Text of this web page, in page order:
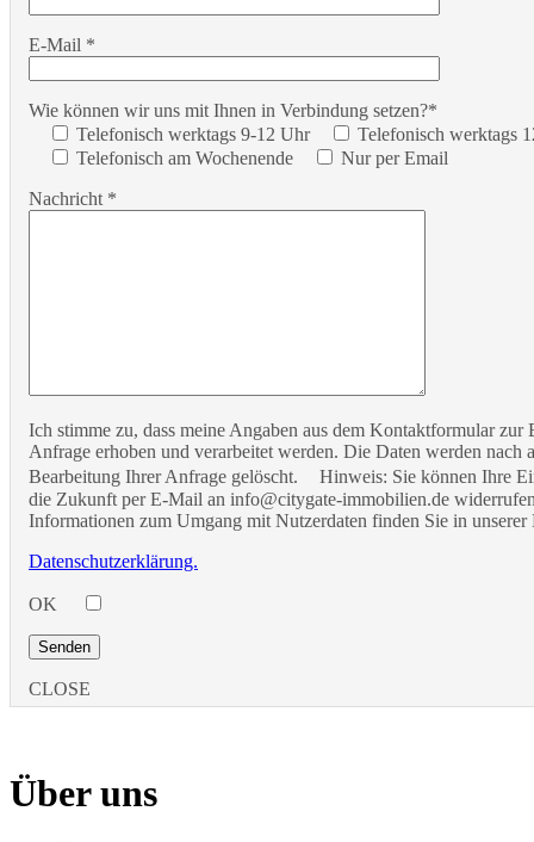
E-Mail *
Wie können wir uns mit Ihnen in Verbindung setzen?*
Telefonisch werktags 9-12 Uhr
Telefonisch werktags
Telefonisch am Wochenende
Nur per Email
Nachricht *
Ich stimme zu, dass meine Angaben aus dem Kontaktformular zur
Anfrage erhoben und verarbeitet werden. Die Daten werden nach
Bearbeitung Ihrer Anfrage gelöscht. Hinweis: Sie können Ihre
die Zukunft per E-Mail an info@citygate-immobilien.de
Informationen zum Umgang mit Nutzerdaten finden Sie in unserer
Datenschutzerklärung.
OK
CLOSE
Über uns